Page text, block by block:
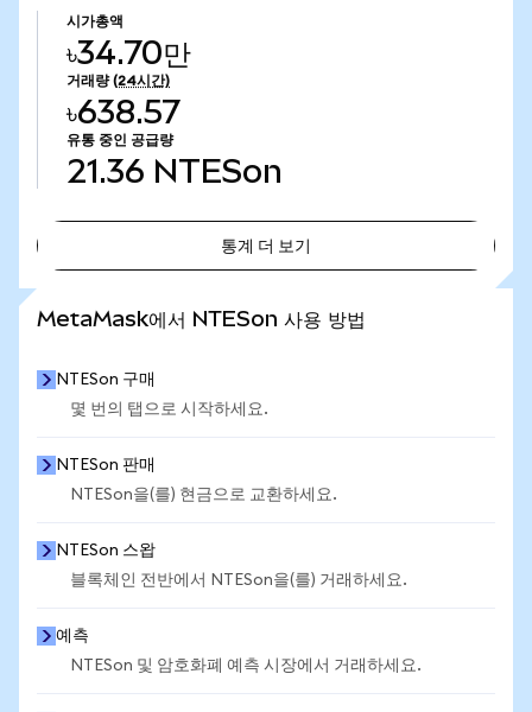
시가총액
৳34.70만
거래량 (24시간)
৳638.57
유통 중인 공급량
21.36 NTESon
통계 더 보기
MetaMask에서 NTESon 사용 방법
NTESon 구매
몇 번의 탭으로 시작하세요.
NTESon 판매
NTESon을(를) 현금으로 교환하세요.
NTESon 스왑
블록체인 전반에서 NTESon을(를) 거래하세요.
예측
NTESon 및 암호화폐 예측 시장에서 거래하세요.